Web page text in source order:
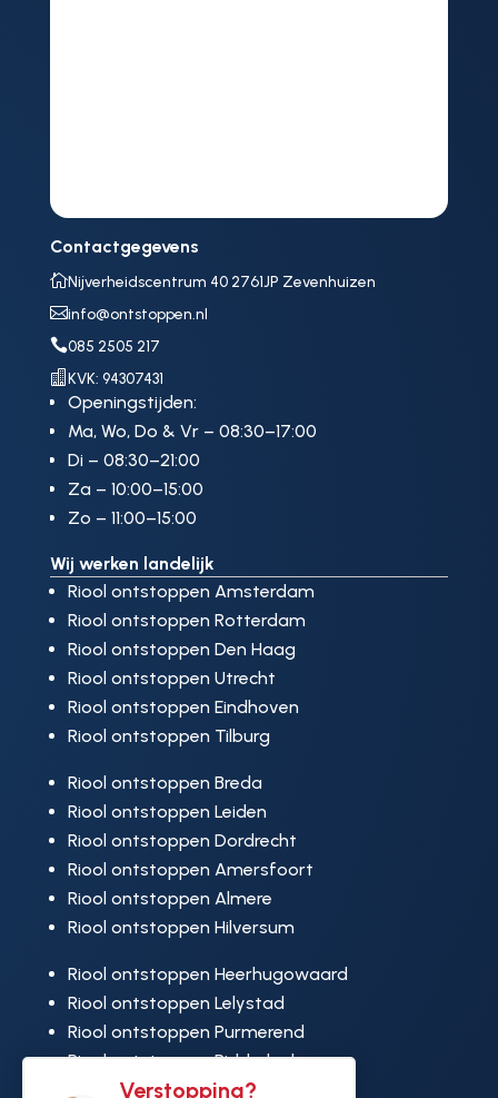
Verstopping?
Contactgegevens
Nijverheidscentrum 40 2761JP Zevenhuizen
info@ontstoppen.nl
085 2505 217
 KVK: 94307431
Openingstijden:
Ma, Wo, Do & Vr – 08:30–17:00
Di – 08:30–21:00
Za – 10:00–15:00
Zo – 11:00–15:00
Wij werken landelijk
Riool ontstoppen Amsterdam
Riool ontstoppen Rotterdam
Riool ontstoppen Den Haag
Riool ontstoppen Utrecht
Riool ontstoppen Eindhoven
Riool ontstoppen Tilburg
Riool ontstoppen Breda
Riool ontstoppen Leiden
Riool ontstoppen Dordrecht
Riool ontstoppen Amersfoort
Riool ontstoppen Almere
Riool ontstoppen Hilversum
Riool ontstoppen Heerhugowaard
Riool ontstoppen Lelystad
Riool ontstoppen Purmerend
Riool ontstoppen Ridderkerk
Riool ontstoppen Rijswijk